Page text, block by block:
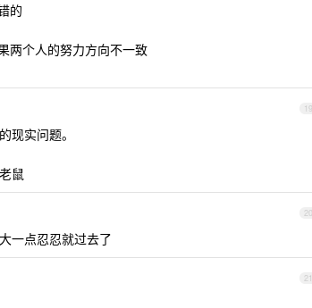
的
两个人的努力方向不一致
19
现实问题。
鼠
20
一点忍忍就过去了
21